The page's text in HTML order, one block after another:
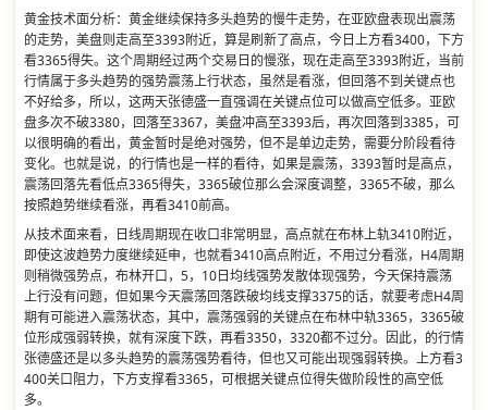
黄金技术面分析：黄金继续保持多头趋势的慢牛走势，在亚欧盘表现出震荡
的走势，美盘则走高至3393附近，算是刷新了高点，今日上方看3400，下方
看3365得失。这个周期经过两个交易日的慢涨，现在走高至3393附近，当前
行情属于多头趋势的强势震荡上行状态，虽然是看涨，但回落不到关键点也
不好给多，所以，这两天张德盛一直强调在关键点位可以做高空低多。亚欧
盘多次不破3380，回落至3367，美盘冲高至3393后，再次回落到3385，可
以很明确的看出，黄金暂时是绝对强势，但不是单边走势，需要分阶段看待
变化。也就是说，的行情也是一样的看待，如果是震荡，3393暂时是高点，
震荡回落先看低点3365得失，3365破位那么会深度调整，3365不破，那么
按照趋势继续看涨，再看3410前高。
从技术面来看，日线周期现在收口非常明显，高点就在布林上轨3410附近，
即使这波趋势力度继续延申，也就看3410高点附近，不用过分看涨，H4周期
则稍微强势点，布林开口，5，10日均线强势发散体现强势，今天保持震荡
上行没有问题，但如果今天震荡回落跌破均线支撑3375的话，就要考虑H4周
期有可能进入震荡状态，其中，震荡强弱的关键点在布林中轨3365，3365破
位形成强弱转换，就有深度下跌，再看3350，3320都不过分。因此，的行情
张德盛还是以多头趋势的震荡强势看待，但也又可能出现强弱转换。上方看3
400关口阻力，下方支撑看3365，可根据关键点位得失做阶段性的高空低
多。